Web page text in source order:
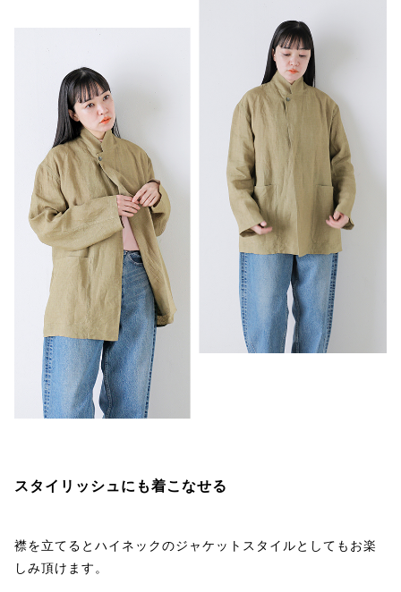
スタイリッシュにも着こなせる
襟を立てるとハイネックのジャケットスタイルとしてもお楽
しみ頂けます。